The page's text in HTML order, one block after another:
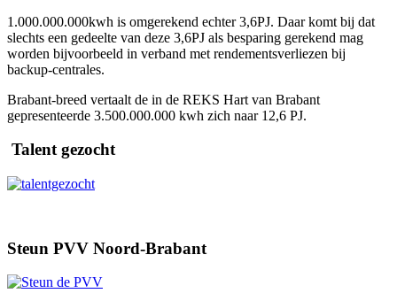
1.000.000.000kwh is omgerekend echter 3,6PJ. Daar komt bij dat
slechts een gedeelte van deze 3,6PJ als besparing gerekend mag
worden bijvoorbeeld in verband met rendementsverliezen bij
backup-centrales.
Brabant-breed vertaalt de in de REKS Hart van Brabant
gepresenteerde 3.500.000.000 kwh zich naar 12,6 PJ.
Talent gezocht
Steun PVV Noord-Brabant